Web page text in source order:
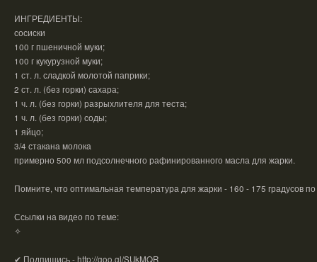
ИНГРЕДИЕНТЫ:
сосиски
100 г пшеничной муки;
100 г кукурузной муки;
1 ст. л. сладкой молотой паприки;
2 ст. л. (без горки) сахара;
1 ч. л. (без горки) разрыхлителя для теста;
1 ч. л. (без горки) соды;
1 яйцо;
3/4 стакана молока
примерно 500 мл подсолнечного рафинированного масла для жарки.
Помните, что оптимальная температура для жарки - 160 - 175 градусов
Ссылки на видео по теме:
✧
✔ Подпишись - http://goo.gl/SUkMQR